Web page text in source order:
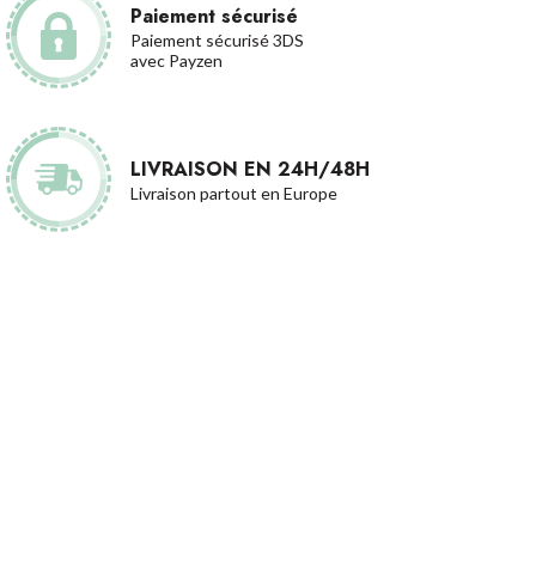
Paiement sécurisé
Paiement sécurisé 3DS
avec Payzen
LIVRAISON EN 24H/48H
Livraison partout en Europe